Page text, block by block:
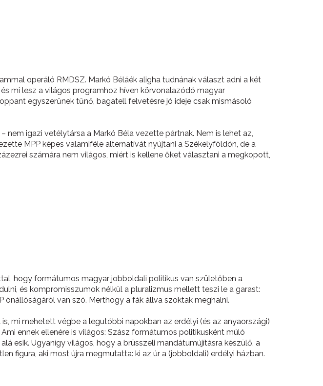
operáló RMDSZ. Markó Béláék aligha tudnának választ adni a két
mi lesz a világos programhoz híven körvonalazódó magyar
egyszerűnek tűnő, bagatell felvetésre jó ideje csak mismásoló
igazi vetélytársa a Markó Béla vezette pártnak. Nem is lehet az,
MPP képes valamiféle alternatívát nyújtani a Székelyföldön, de a
számára nem világos, miért is kellene őket választani a megkopott,
hogy formátumos magyar jobboldali politikus van születőben a
és kompromisszumok nélkül a pluralizmus mellett teszi le a garast:
önállóságáról van szó. Merthogy a fák állva szoktak meghalni.
mi mehetett végbe a legutóbbi napokban az erdélyi (és az anyaországi)
ennek ellenére is világos: Szász formátumos politikusként múló
esik. Ugyanígy világos, hogy a brüsszeli mandátumújításra készülő, a
figura, aki most újra megmutatta: ki az úr a (jobboldali) erdélyi házban.